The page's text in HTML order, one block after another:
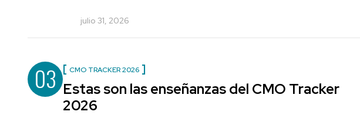
julio 31, 2026
03 CMO TRACKER 2026
Estas son las enseñanzas del CMO Tracker
2026